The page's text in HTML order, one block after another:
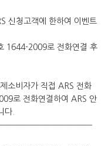
신청고객에 한하여 이벤트
1644-2009로 전화연결 후
소비자가 직접 ARS 전화
로 전화연결하여 ARS 안
다.